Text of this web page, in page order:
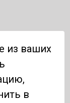
из ваших
в